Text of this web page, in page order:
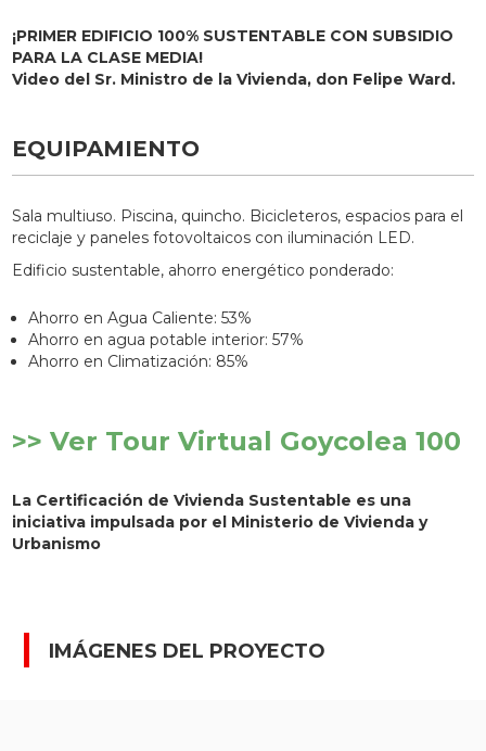
¡PRIMER EDIFICIO 100% SUSTENTABLE CON SUBSIDIO
PARA LA CLASE MEDIA!
Video del Sr. Ministro de la Vivienda, don Felipe Ward.
EQUIPAMIENTO
Sala multiuso. Piscina, quincho. Bicicleteros, espacios para el
reciclaje y paneles fotovoltaicos con iluminación LED.
Edificio sustentable, ahorro energético ponderado:
Ahorro en Agua Caliente: 53%
Ahorro en agua potable interior: 57%
Ahorro en Climatización: 85%
>> Ver Tour Virtual Goycolea 100
La Certificación de Vivienda Sustentable es una
iniciativa impulsada por el Ministerio de Vivienda y
Urbanismo
IMÁGENES DEL PROYECTO